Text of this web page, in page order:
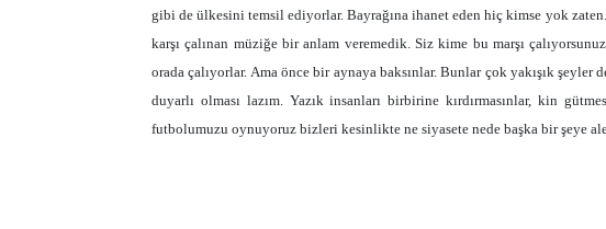
gibi de ülkesini temsil ediyorlar. Bayrağına ihanet eden hiç kimse yok zaten.
karşı çalınan müziğe bir anlam veremedik. Siz kime bu marşı
orada çalıyorlar. Ama önce bir aynaya baksınlar. Bunlar çok yakışık
duyarlı olması lazım. Yazık insanları birbirine kırdırmasınlar, kin
futbolumuzu oynuyoruz bizleri kesinlikte ne siyasete nede başka bir şeye